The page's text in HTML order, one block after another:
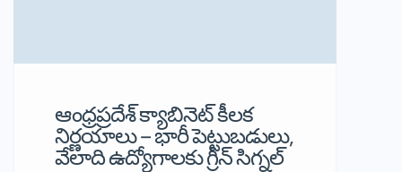
ఆంధ్రప్రదేశ్ క్యాబినెట్ కీలక
నిర్ణయాలు – భారీ పెట్టుబడులు,
వేలాది ఉద్యోగాలకు గ్రీన్ సిగ్నల్